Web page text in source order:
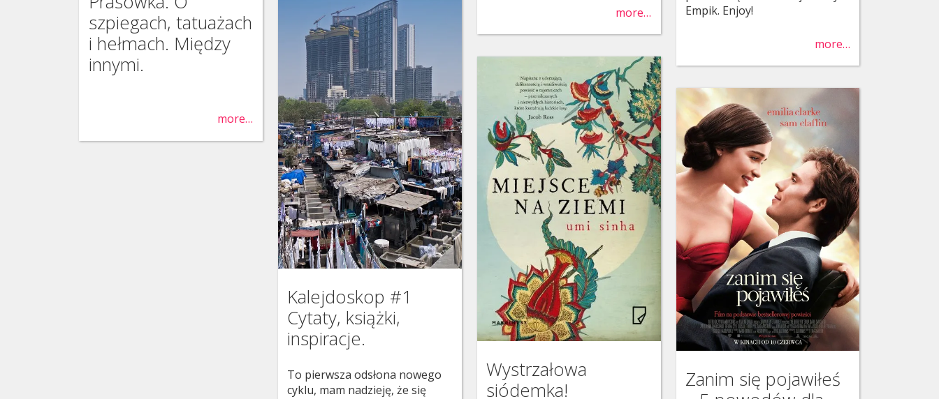
szpiegach, tatuażach
i hełmach. Między
innymi.
more…
Kalejdoskop #1
Cytaty, książki,
inspiracje.
To pierwsza odsłona nowego
cyklu, mam nadzieję, że się
more…
Wystrzałowa
siódemka!
Empik. Enjoy!
more…
Zanim się pojawiłeś